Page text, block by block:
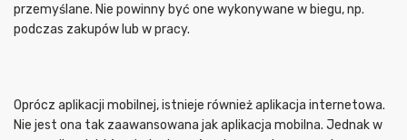
przemyślane. Nie powinny być one wykonywane w biegu, np.
podczas zakupów lub w pracy.
Oprócz aplikacji mobilnej, istnieje również aplikacja internetowa.
Nie jest ona tak zaawansowana jak aplikacja mobilna. Jednak w